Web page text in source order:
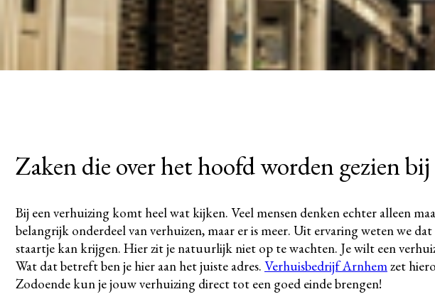
Zaken die over het hoofd worden gezien
Bij een verhuizing komt heel wat kijken. Veel mensen denken echter alleen
belangrijk onderdeel van verhuizen, maar er is meer. Uit ervaring weten we
staartje kan krijgen. Hier zit je natuurlijk niet op te wachten. Je wilt een
Wat dat betreft ben je hier aan het juiste adres. Verhuisbedrijf Arnhemzet
Zodoende kun je jouw verhuizing direct tot een goed einde brengen!